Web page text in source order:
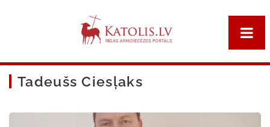
Tadeušs Ciesļaks